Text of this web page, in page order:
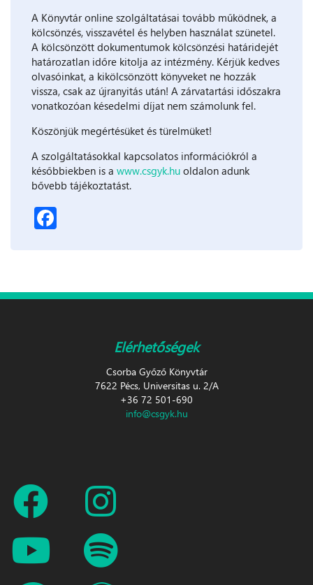
A Könyvtár online szolgáltatásai tovább működnek, a
kölcsönzés, visszavétel és helyben használat szünetel.
A kölcsönzött dokumentumok kölcsönzési határidejét
határozatlan időre kitolja az intézmény. Kérjük kedves
olvasóinkat, a kikölcsönzött könyveket ne hozzák
vissza, csak az újranyitás után! A zárvatartási időszakra
vonatkozóan késedelmi díjat nem számolunk fel.
Köszönjük megértésüket és türelmüket!
A szolgáltatásokkal kapcsolatos információkról a
későbbiekben is a www.csgyk.hu oldalon adunk
bővebb tájékoztatást.
Elérhetőségek
Csorba Győző Könyvtár
7622 Pécs, Universitas u. 2/A
+36 72 501-690
info@csgyk.hu